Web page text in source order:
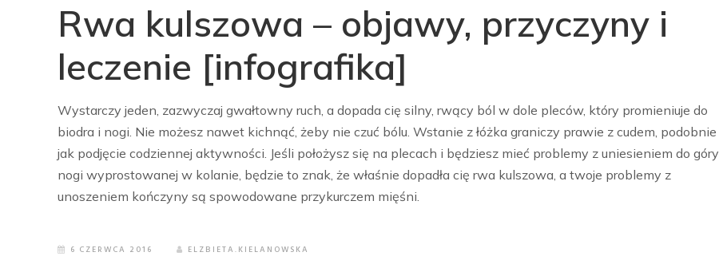
Rwa kulszowa – objawy, przyczyny i
leczenie [infografika]
Wystarczy jeden, zazwyczaj gwałtowny ruch, a dopada cię silny, rwący ból w dole pleców, który promieniuje do
biodra i nogi. Nie możesz nawet kichnąć, żeby nie czuć bólu. Wstanie z łóżka graniczy prawie z cudem, podobnie
jak podjęcie codziennej aktywności. Jeśli położysz się na plecach i będziesz mieć problemy z uniesieniem do góry
nogi wyprostowanej w kolanie, będzie to znak, że właśnie dopadła cię rwa kulszowa, a twoje problemy z
unoszeniem kończyny są spowodowane przykurczem mięśni.
6 CZERWCA 2016
ELZBIETA.KIELANOWSKA